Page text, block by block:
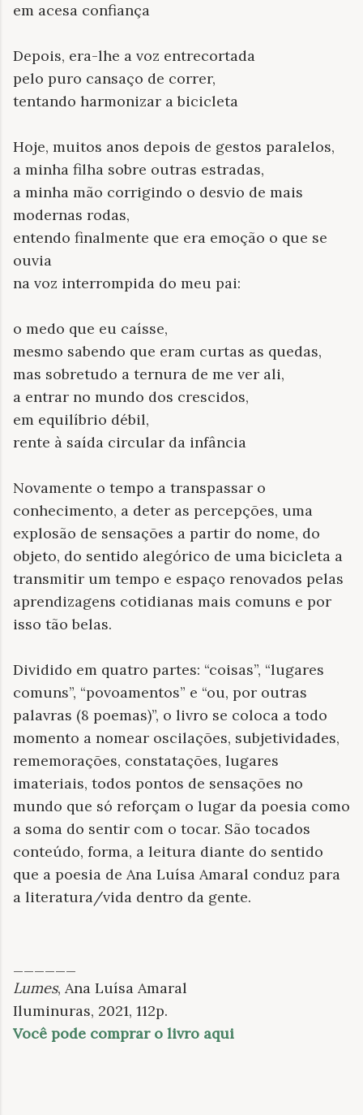
em acesa confiança
Depois, era-lhe a voz entrecortada
pelo puro cansaço de correr,
tentando harmonizar a bicicleta
Hoje, muitos anos depois de gestos paralelos,
a minha filha sobre outras estradas,
a minha mão corrigindo o desvio de mais
modernas rodas,
entendo finalmente que era emoção o que se
ouvia
na voz interrompida do meu pai:
o medo que eu caísse,
mesmo sabendo que eram curtas as quedas,
mas sobretudo a ternura de me ver ali,
a entrar no mundo dos crescidos,
em equilíbrio débil,
rente à saída circular da infância
Novamente o tempo a transpassar o
conhecimento, a deter as percepções, uma
explosão de sensações a partir do nome, do
objeto, do sentido alegórico de uma bicicleta a
transmitir um tempo e espaço renovados pelas
aprendizagens cotidianas mais comuns e por
isso tão belas.
Dividido em quatro partes: “coisas”, “lugares
comuns”, “povoamentos” e “ou, por outras
palavras (8 poemas)”, o livro se coloca a todo
momento a nomear oscilações, subjetividades,
rememorações, constatações, lugares
imateriais, todos pontos de sensações no
mundo que só reforçam o lugar da poesia como
a soma do sentir com o tocar. São tocados
conteúdo, forma, a leitura diante do sentido
que a poesia de Ana Luísa Amaral conduz para
a literatura/vida dentro da gente.
Lumes, Ana Luísa Amaral
Iluminuras, 2021, 112p.
Você pode comprar o livro aqui